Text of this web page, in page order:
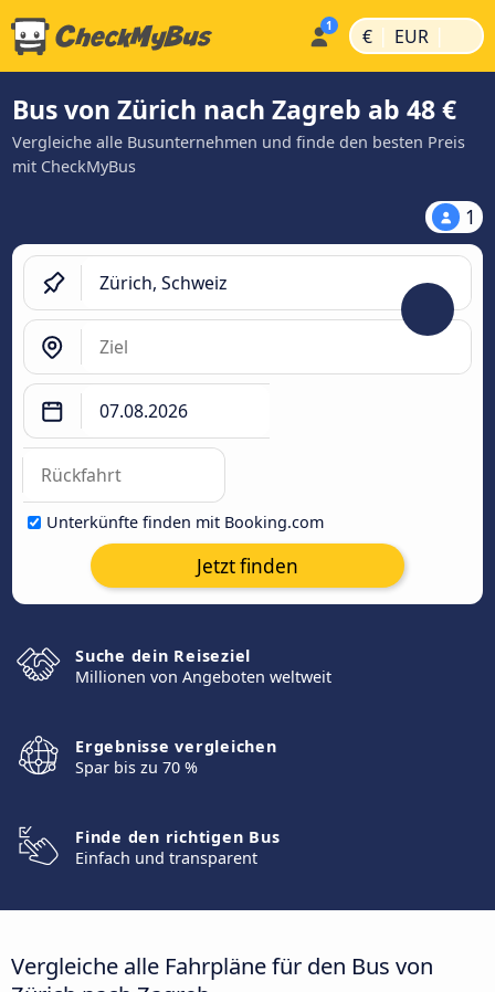
€ | EUR |
Bus von Zürich nach Zagreb ab 48 €
Vergleiche alle Busunternehmen und finde den besten Preis
mit CheckMyBus
1
Unterkünfte finden mit Booking.com
Jetzt finden
Suche dein Reiseziel
Millionen von Angeboten weltweit
Ergebnisse vergleichen
Spar bis zu 70 %
Finde den richtigen Bus
Einfach und transparent
Vergleiche alle Fahrpläne für den Bus von